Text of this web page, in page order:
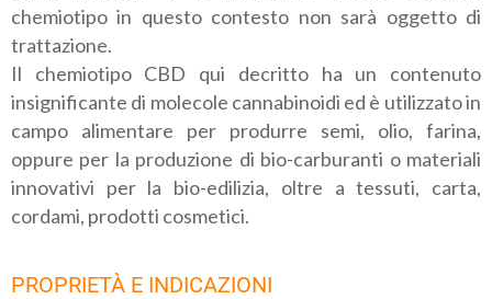
chemiotipo in questo contesto non sarà oggetto di
trattazione.
Il chemiotipo CBD qui decritto ha un contenuto
insignificante di molecole cannabinoidi ed è utilizzato in
campo alimentare per produrre semi, olio, farina,
oppure per la produzione di bio-carburanti o materiali
innovativi per la bio-edilizia, oltre a tessuti, carta,
cordami, prodotti cosmetici.
PROPRIETÀ E INDICAZIONI